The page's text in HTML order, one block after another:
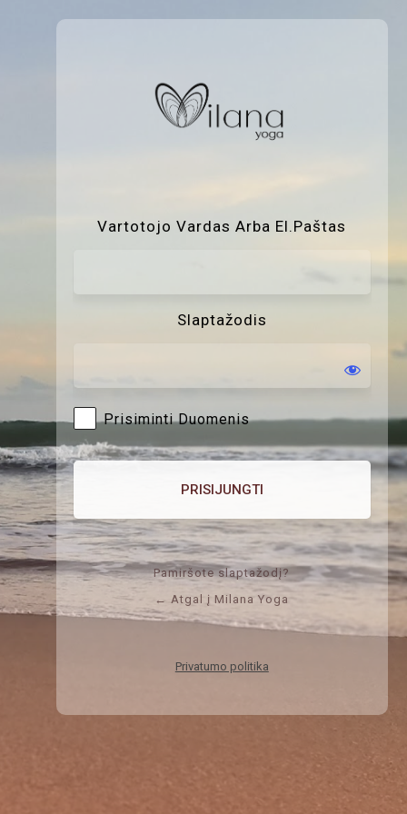
Vartotojo Vardas Arba El.paštas
Slaptažodis
Prisiminti Duomenis
Pamiršote slaptažodį?
← Atgal į Milana Yoga
Privatumo politika